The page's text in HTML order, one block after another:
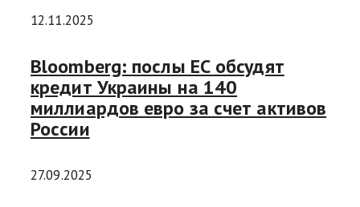
12.11.2025
Bloomberg: послы ЕС обсудят
кредит Украины на 140
миллиардов евро за счет активов
России
27.09.2025